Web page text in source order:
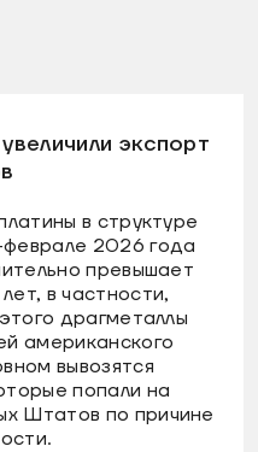
экспорт
в структуре
2026 года
превышает
в частности,
драгметаллы
американского
вывозятся
попали на
Штатов по причине